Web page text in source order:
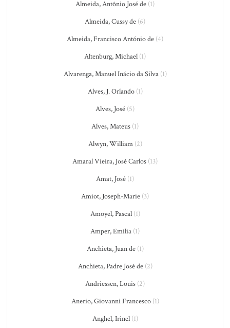
Almeida, Antônio José de (1)
Almeida, Cussy de (6)
Almeida, Francisco António de (4)
Altenburg, Michael (1)
Alvarenga, Manuel Inácio da Silva(1)
Alves, J. Orlando(1)
Alves, José (5)
Alves, Mateus (1)
Alwyn, William(2)
Amaral Vieira, José Carlos (13)
Amat, José (1)
Amiot, Joseph-Marie (3)
Amoyel, Pascal(1)
Amper, Emilia (1)
Anchieta, Juan de(1)
Anchieta, Padre José de(2)
Andriessen, Louis (2)
Anerio, Giovanni Francesco(1)
Anghel, Irinel(1)